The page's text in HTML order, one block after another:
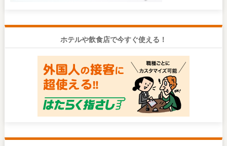
ホテルや飲食店で今すぐ使える！